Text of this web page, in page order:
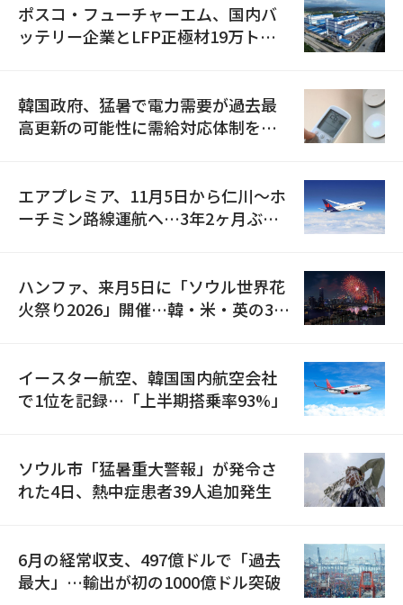
ポスコ・フューチャーエム、国内バ
ッテリー企業とLFP正極材19万トン
韓国政府、猛暑で電力需要が過去最
高更新の可能性に需給対応体制を点
エアプレミア、11月5日から仁川〜ホ
ーチミン路線運航へ…3年2ヶ月ぶり
ハンファ、来月5日に「ソウル世界花
火祭り2026」開催…韓・米・英の3カ
イースター航空、韓国国内航空会社
で1位を記録…「上半期搭乗率93%」
ソウル市「猛暑重大警報」が発令さ
れた4日、熱中症患者39人追加発生
6月の経常収支、497億ドルで「過去
最大」…輸出が初の1000億ドル突破